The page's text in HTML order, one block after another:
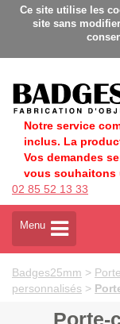
éco-responsable
Ce site utilise les
site sans
Notre service
inclus. La
Vos demandes
vous souhaitons
02 85 52 13 33
A
t
v
e
Menu
Badges25mm >
personnalisés >
Porte-